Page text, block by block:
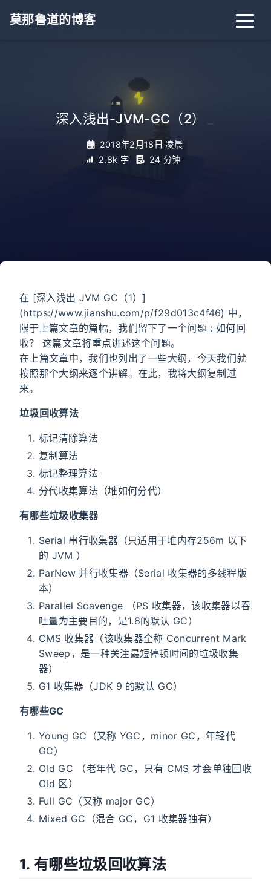
莫那鲁道的博客
深入浅出-JVM-GC（2）
2018年2月18日 凌晨
2.8k 字
24 分钟
在 [深入浅出 JVM GC（1）]
(https://www.jianshu.com/p/f29d013c4f46) 中，
限于上篇文章的篇幅，我们留下了一个问题 : 如何回
收？ 这篇文章将重点讲述这个问题。
在上篇文章中，我们也列出了一些大纲，今天我们就
按照那个大纲来逐个讲解。在此，我将大纲复制过
来。
垃圾回收算法
标记清除算法
复制算法
标记整理算法
分代收集算法（堆如何分代）
有哪些垃圾收集器
Serial 串行收集器（只适用于堆内存256m 以下
的 JVM ）
ParNew 并行收集器（Serial 收集器的多线程版
本）
Parallel Scavenge （PS 收集器，该收集器以吞
吐量为主要目的，是1.8的默认 GC）
CMS 收集器（该收集器全称 Concurrent Mark
Sweep，是一种关注最短停顿时间的垃圾收集
器）
G1 收集器（JDK 9 的默认 GC）
有哪些GC
Young GC（又称 YGC，minor GC，年轻代
GC）
Old GC （老年代 GC，只有 CMS 才会单独回收
Old 区）
Full GC（又称 major GC）
Mixed GC（混合 GC，G1 收集器独有）
1. 有哪些垃圾回收算法